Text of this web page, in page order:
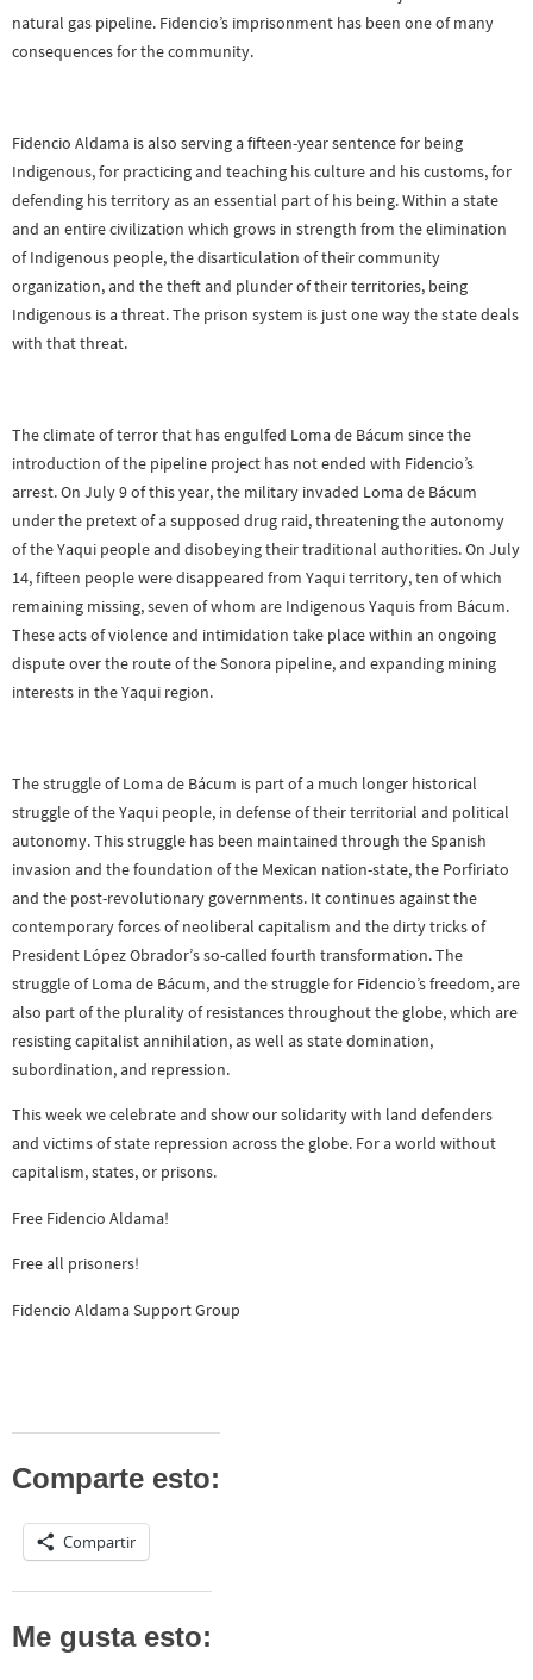
natural gas pipeline. Fidencio’s imprisonment has been one of many
consequences for the community.
Fidencio Aldama is also serving a fifteen-year sentence for being
Indigenous, for practicing and teaching his culture and his customs, for
defending his territory as an essential part of his being. Within a state
and an entire civilization which grows in strength from the elimination
of Indigenous people, the disarticulation of their community
organization, and the theft and plunder of their territories, being
Indigenous is a threat. The prison system is just one way the state deals
with that threat.
The climate of terror that has engulfed Loma de Bácum since the
introduction of the pipeline project has not ended with Fidencio’s
arrest. On July 9 of this year, the military invaded Loma de Bácum
under the pretext of a supposed drug raid, threatening the autonomy
of the Yaqui people and disobeying their traditional authorities. On July
14, fifteen people were disappeared from Yaqui territory, ten of which
remaining missing, seven of whom are Indigenous Yaquis from Bácum.
These acts of violence and intimidation take place within an ongoing
dispute over the route of the Sonora pipeline, and expanding mining
interests in the Yaqui region.
The struggle of Loma de Bácum is part of a much longer historical
struggle of the Yaqui people, in defense of their territorial and political
autonomy. This struggle has been maintained through the Spanish
invasion and the foundation of the Mexican nation-state, the Porfiriato
and the post-revolutionary governments. It continues against the
contemporary forces of neoliberal capitalism and the dirty tricks of
President López Obrador’s so-called fourth transformation. The
struggle of Loma de Bácum, and the struggle for Fidencio’s freedom, are
also part of the plurality of resistances throughout the globe, which are
resisting capitalist annihilation, as well as state domination,
subordination, and repression.
This week we celebrate and show our solidarity with land defenders
and victims of state repression across the globe. For a world without
capitalism, states, or prisons.
Free Fidencio Aldama!
Free all prisoners!
Fidencio Aldama Support Group
Comparte esto:
Compartir
Me gusta esto: